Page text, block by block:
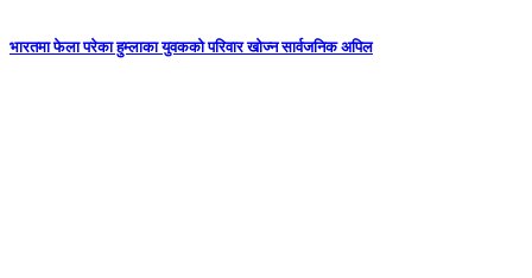
भारतमा फेला परेका हुम्लाका युवकको परिवार खोज्न सार्वजनिक अपिल